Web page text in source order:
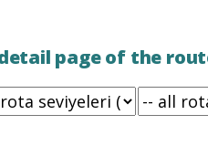
page of the